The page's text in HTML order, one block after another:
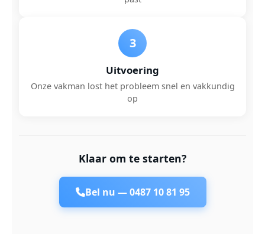
3
Uitvoering
Onze vakman lost het probleem snel en vakkundig
op
Klaar om te starten?
Bel nu —0487 10 81 95